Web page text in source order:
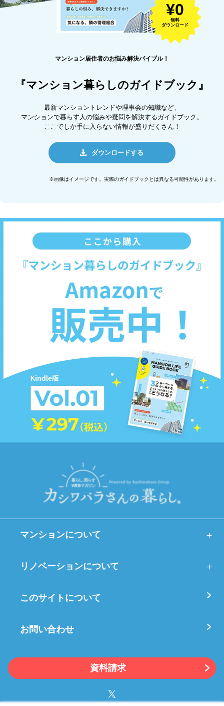
¥0
無料
ダウンロード
マンション居住者のお悩み解決バイブル！
『マンション暮らしのガイドブック』
最新マンショントレンドや理事会の知識など、
マンションで暮らす人の悩みや疑問を解決するガイドブック。
ここでしか手に入らない情報が盛りだくさん！
ダウンロードする
※画像はイメージです。実際のガイドブックとは異なる可能性があります。
マンションについて
リノベーションについて
このサイトについて
お問い合わせ
資料請求